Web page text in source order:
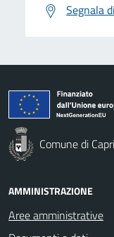
Segnala
Comune di
AMMINISTRAZIONE
Aree amministrative